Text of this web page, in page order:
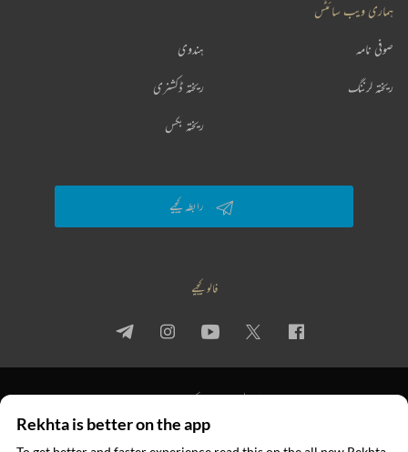
ہماری ویب سائٹس
ہندوی صوفی نامہ
ریختہ ڈکشنری ریختہ لرننگ
ریختہ بکس
رابطہ کیجیے
فالو کیجیے
© 2026 Rekhta™ Foundation. All rights reserved.
Rekhta is better on the app